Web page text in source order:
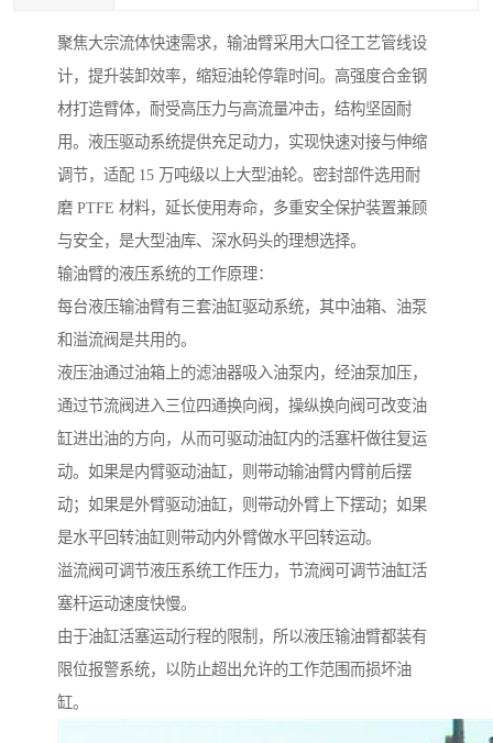
聚焦大宗流体快速需求，输油臂采用大口径工艺管线设
计，提升装卸效率，缩短油轮停靠时间。高强度合金钢
材打造臂体，耐受高压力与高流量冲击，结构坚固耐
用。液压驱动系统提供充足动力，实现快速对接与伸缩
调节，适配 15 万吨级以上大型油轮。密封部件选用耐
磨 PTFE 材料，延长使用寿命，多重安全保护装置兼顾
与安全，是大型油库、深水码头的理想选择。
输油臂的液压系统的工作原理：
每台液压输油臂有三套油缸驱动系统，其中油箱、油泵
和溢流阀是共用的。
液压油通过油箱上的滤油器吸入油泵内，经油泵加压，
通过节流阀进入三位四通换向阀，操纵换向阀可改变油
缸进出油的方向，从而可驱动油缸内的活塞杆做往复运
动。如果是内臂驱动油缸，则带动输油臂内臂前后摆
动；如果是外臂驱动油缸，则带动外臂上下摆动；如果
是水平回转油缸则带动内外臂做水平回转运动。
溢流阀可调节液压系统工作压力，节流阀可调节油缸活
塞杆运动速度快慢。
由于油缸活塞运动行程的限制，所以液压输油臂都装有
限位报警系统，以防止超出允许的工作范围而损坏油
缸。